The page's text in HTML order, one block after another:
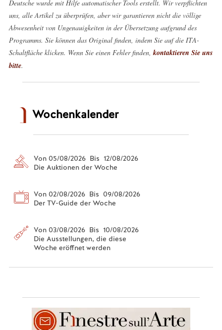
Deutsche wurde mit Hilfe automatischer Tools erstellt. Wir verpflichten
uns, alle Artikel zu überprüfen, aber wir garantieren nicht die völlige
Abwesenheit von Ungenauigkeiten in der Übersetzung aufgrund des
Programms. Sie können das Original finden, indem Sie auf die ITA-
Schaltfläche klicken. Wenn Sie einen Fehler finden, kontaktieren Sie uns
bitte.
Wochenkalender
Von 05/08/2026 Bis 12/08/2026
Die Auktionen der Woche
Von 02/08/2026 Bis 09/08/2026
Der TV-Guide der Woche
Von 03/08/2026 Bis 10/08/2026
Die Ausstellungen, die diese
Woche eröffnet werden